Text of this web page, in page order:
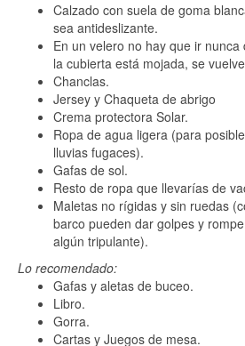
Calzado con suela de goma
sea antideslizante.
En un velero no hay que ir
la cubierta está mojada, se
Chanclas.
Jersey y Chaqueta de abrigo
Crema protectora Solar.
Ropa de agua ligera (para
lluvias fugaces).
Gafas de sol.
Resto de ropa que llevarías de
Maletas no rígidas y sin ruedas
barco pueden dar golpes y
algún tripulante).
Lo recomendado:
Gafas y aletas de buceo.
Libro.
Gorra.
Cartas y Juegos de mesa.